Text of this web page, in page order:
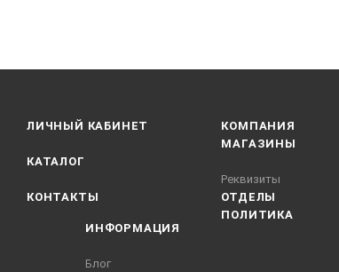
ЛИЧНЫЙ КАБИНЕТ
КАТАЛОГ
КОНТАКТЫ
КОМПАНИЯ
МАГАЗИНЫ
Реквизиты
ОТДЕЛЫ
ПОЛИТИКА
ИНФОРМАЦИЯ
Блог